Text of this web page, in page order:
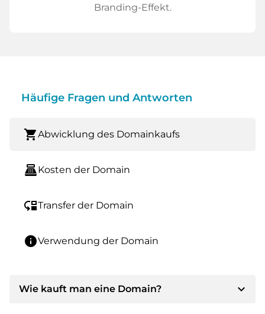
Branding-Effekt.
Häufige Fragen und Antworten
shopping_cartAbwicklung des Domainkaufs
point_of_saleKosten der Domain
move_downTransfer der Domain
infoVerwendung der Domain
Wie kauft man eine Domain? expand_more